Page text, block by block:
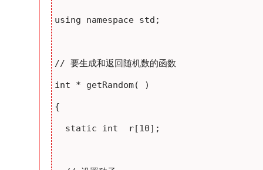
using namespace std;
// 要生成和返回随机数的函数
int * getRandom( )
{